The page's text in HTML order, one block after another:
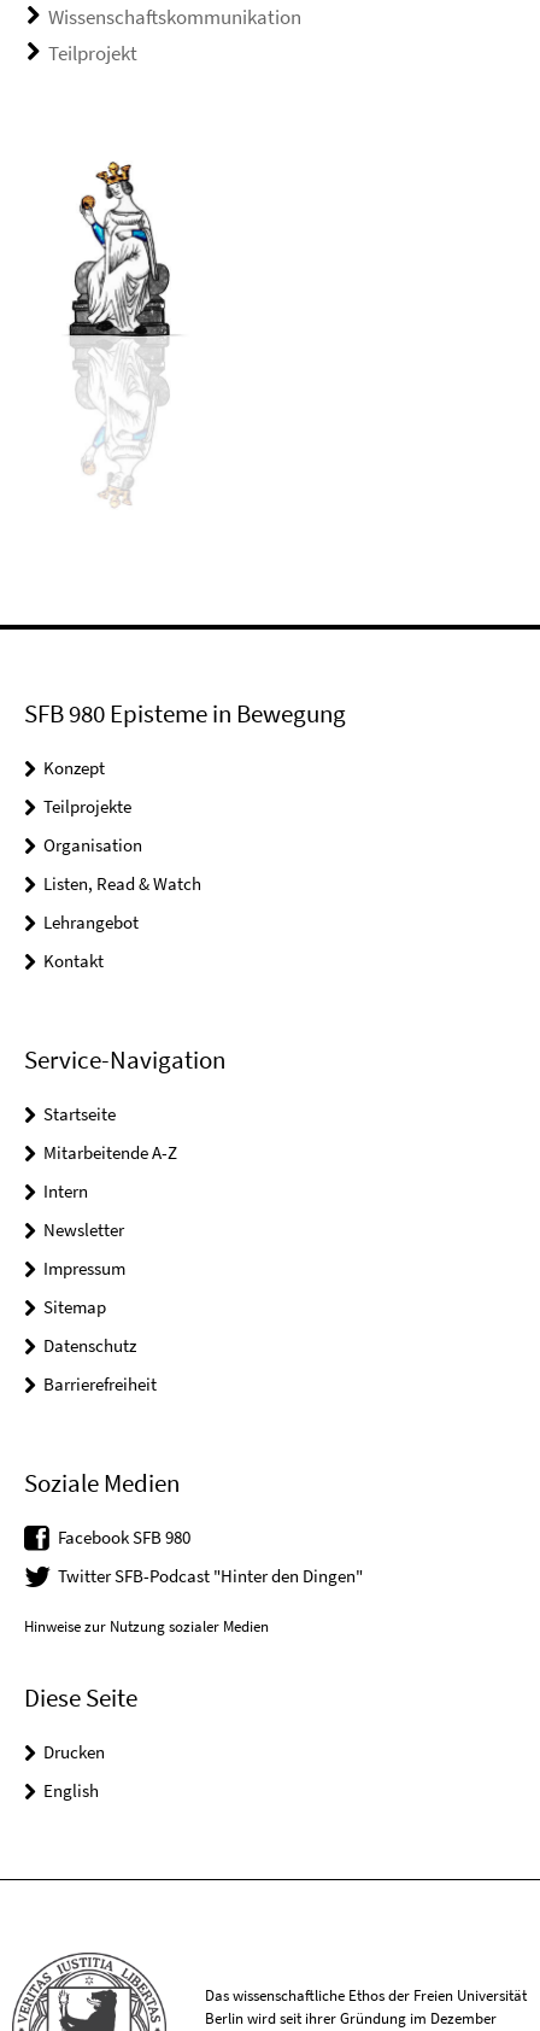
Wissenschaftskommunikation
Teilprojekt
SFB 980 Episteme in Bewegung
Konzept
Teilprojekte
Organisation
Listen, Read & Watch
Lehrangebot
Kontakt
Service-Navigation
Startseite
Mitarbeitende A-Z
Intern
Newsletter
Impressum
Sitemap
Datenschutz
Barrierefreiheit
Soziale Medien
Facebook SFB 980
Twitter SFB-Podcast "Hinter den Dingen"
Hinweise zur Nutzung sozialer Medien
Diese Seite
Drucken
English
Das wissenschaftliche Ethos der Freien Universität
Berlin wird seit ihrer Gründung im Dezember